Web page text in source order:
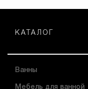
КАТАЛОГ
Ванны
Мебель для ванной